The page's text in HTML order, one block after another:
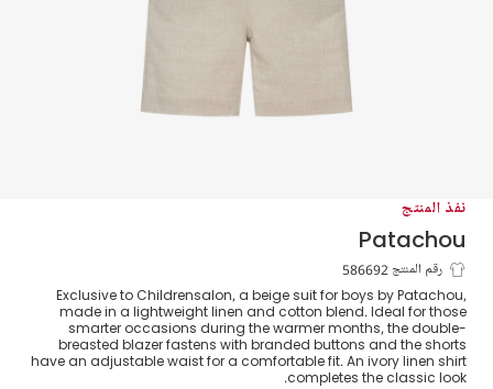
نفذ المنتج
Patachou
بدلة مزيج قطن وكتان لون بيج للأولاد
رقم المنتج 586692
Exclusive to Childrensalon, a beige suit for boys by Patachou,
made in a lightweight linen and cotton blend. Ideal for those
smarter occasions during the warmer months, the double-
breasted blazer fastens with branded buttons and the shorts
have an adjustable waist for a comfortable fit. An ivory linen shirt
completes the classic look.